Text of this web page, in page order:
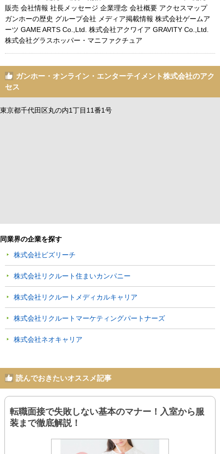
販売 会社情報 社長メッセージ 企業理念 会社概要 アクセスマップ
ガンホーの歴史 グループ会社 メディア掲載情報 株式会社ゲームア
ーツ GAME ARTS Co.,Ltd. 株式会社アクワイア GRAVITY Co.,Ltd.
株式会社グラスホッパー・マニファクチュア
ガンホー・オンライン・エンターテイメント株式会社のアク
セス
東京都千代田区丸の内1丁目11番1号
同業界の企業を探す
株式会社ビズリーチ
株式会社リクルート住まいカンパニー
株式会社リクルートメディカルキャリア
株式会社リクルートマーケティングパートナーズ
株式会社ネオキャリア
読んでおきたいオススメ記事
転職面接で失敗しない基本のマナー！入室から服
装まで徹底解説！